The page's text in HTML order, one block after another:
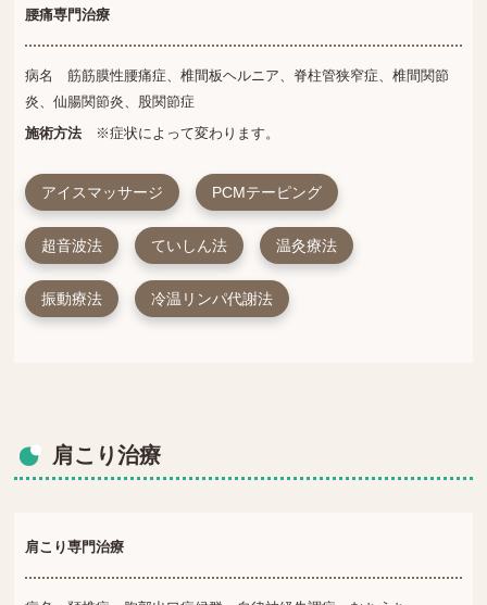
腰痛専門治療
病名 筋筋膜性腰痛症、椎間板ヘルニア、脊柱管狭窄症、椎間関節
炎、仙腸関節炎、股関節症
施術方法
※症状によって変わります。
アイスマッサージ PCMテーピング
超音波法 ていしん法 温灸療法
振動療法 冷温リンパ代謝法
肩こり治療
肩こり専門治療